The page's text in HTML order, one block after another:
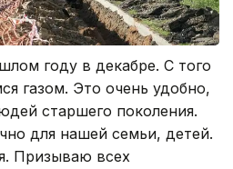
году в декабре. С того
газом. Это очень удобно,
старшего поколения.
для нашей семьи, детей.
Призываю всех